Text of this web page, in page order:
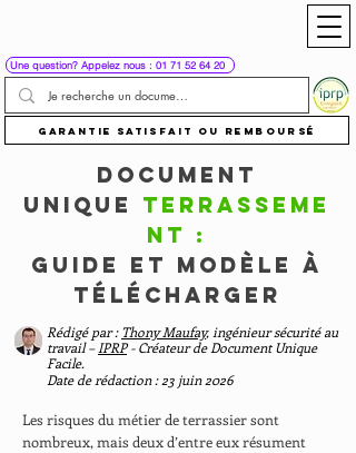
Garantie satisfait ou remboursé
Une question? Appelez nous : 01 71 52 64 20
Document
unique Terrasseme
nt :
guide et modèle à
télécharger
Rédigé par : Thony Maufay, ingénieur sécurité au
travail – IPRP- Créateur de Document Unique
Facile.
Date de rédaction : 23 juin 2026
Les risques du métier de terrassier sont
nombreux, mais deux d’entre eux résument